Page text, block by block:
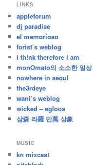
난
글
LINKS
appleforum
dj paradise
el memorioso
forist’s weblog
i th!nk therefore i am
monOmato의 소소한 일상
nowhere in seoul
the3rdeye
wani’s weblog
wicked – egloos
삼森 라羅 만萬 상象
MUSIC
kn mixcast